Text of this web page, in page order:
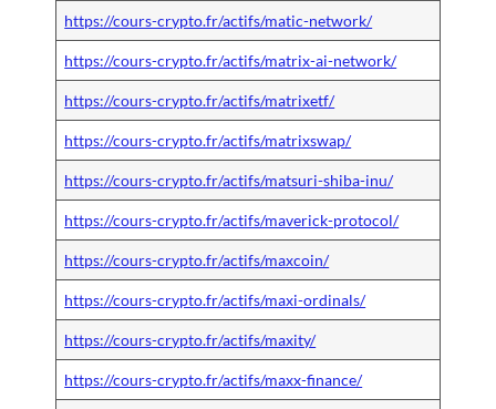
https://cours-crypto.fr/actifs/matic-network/
https://cours-crypto.fr/actifs/matrix-ai-network/
https://cours-crypto.fr/actifs/matrixetf/
https://cours-crypto.fr/actifs/matrixswap/
https://cours-crypto.fr/actifs/matsuri-shiba-inu/
https://cours-crypto.fr/actifs/maverick-protocol/
https://cours-crypto.fr/actifs/maxcoin/
https://cours-crypto.fr/actifs/maxi-ordinals/
https://cours-crypto.fr/actifs/maxity/
https://cours-crypto.fr/actifs/maxx-finance/